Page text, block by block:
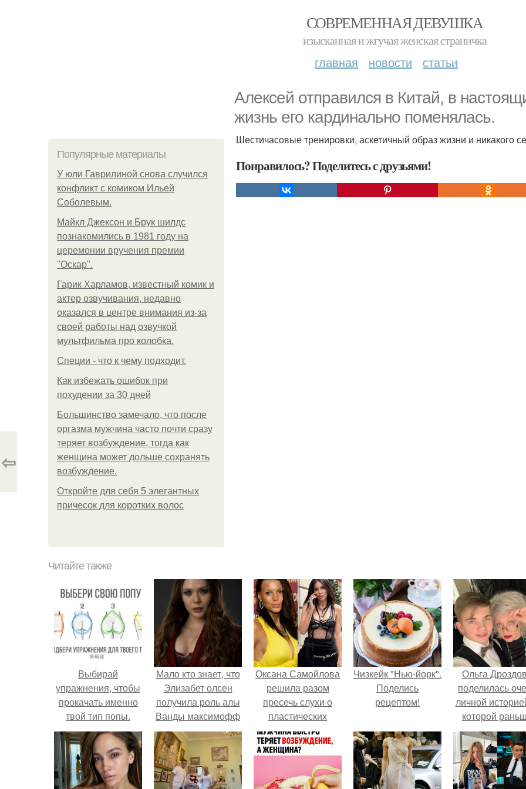
СОВРЕМЕННАЯ ДЕВУШКА
изысканная и жгучая женская страничка
главная новости статьи
Алексей отправился в Китай, в
жизнь его кардинально поменялась.
Популярные материалы
У юли Гаврилиной снова случился
конфликт с комиком Ильей
Соболевым.
Майкл Джексон и Брук шилдс
познакомились в 1981 году на
церемонии вручения премии
"Оскар".
Гарик Харламов, известный комик и
актер озвучивания, недавно
оказался в центре внимания из-за
своей работы над озвучкой
мультфильма про колобка.
Специи - что к чему подходит.
Как избежать ошибок при
похудении за 30 дней
Большинство замечало, что после
оргазма мужчина часто почти сразу
теряет возбуждение, тогда как
женщина может дольше сохранять
возбуждение.
Откройте для себя 5 элегантных
причесок для коротких волос
Шестичасовые тренировки, аскетичный образ жизни и никакого
Понравилось? Поделитесь с друзьями!
⇦
Читайте также
Выбирай
упражнения, чтобы
прокачать именно
твой тип попы.
Мало кто знает, что
Элизабет олсен
получила роль алы
Ванды максимофф
не сразу.
Оксана Самойлова
решила разом
пресечь слухи о
пластических
операциях и
публично
прояснила
ситуацию.
Чизкейк "Нью-йорк".
Поделись
рецептом!
Ольга
поделилась
личной
которой
почти не